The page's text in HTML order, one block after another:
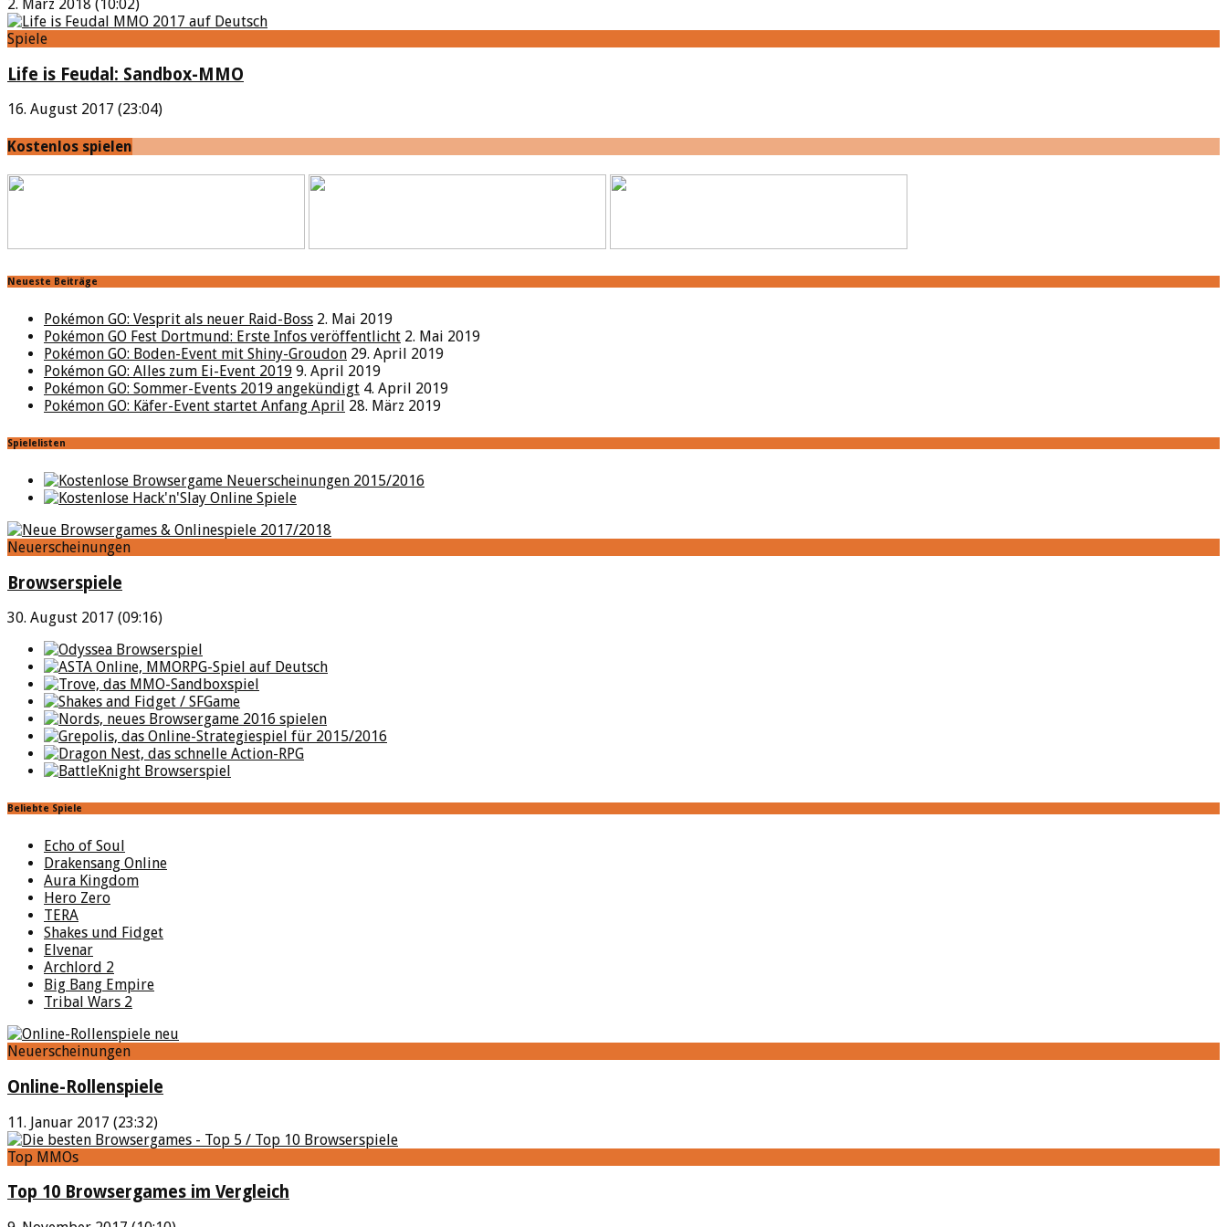
2. März 2018 (10:02)
Spiele
Life is Feudal: Sandbox-MMO
16. August 2017 (23:04)
Kostenlos spielen
Neueste Beiträge
Pokémon GO: Vesprit als neuer Raid-Boss 2. Mai 2019
Pokémon GO Fest Dortmund: Erste Infos veröffentlicht 2. Mai 2019
Pokémon GO: Boden-Event mit Shiny-Groudon 29. April 2019
Pokémon GO: Alles zum Ei-Event 2019 9. April 2019
Pokémon GO: Sommer-Events 2019 angekündigt 4. April 2019
Pokémon GO: Käfer-Event startet Anfang April 28. März 2019
Spielelisten
Neuerscheinungen
Browserspiele
30. August 2017 (09:16)
Beliebte Spiele
Echo of Soul
Drakensang Online
Aura Kingdom
Hero Zero
TERA
Shakes und Fidget
Elvenar
Archlord 2
Big Bang Empire
Tribal Wars 2
Neuerscheinungen
Online-Rollenspiele
11. Januar 2017 (23:32)
Top MMOs
Top 10 Browsergames im Vergleich